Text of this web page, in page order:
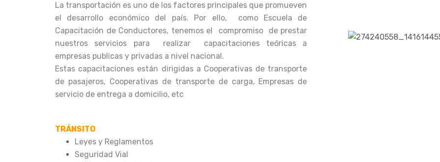
La transportación es uno de los factores principales que promueven
el desarrollo económico del país. Por ello, como Escuela de
Capacitación de Conductores, tenemos el compromiso de prestar
nuestros servicios para realizar capacitaciones teóricas a
empresas publicas y privadas a nivel nacional.
Estas capacitaciones están dirigidas a Cooperativas de transporte
de pasajeros, Cooperativas de transporte de carga, Empresas de
servicio de entrega a domicilio, etc
TRÁNSITO
Leyes y Reglamentos
Seguridad Vial